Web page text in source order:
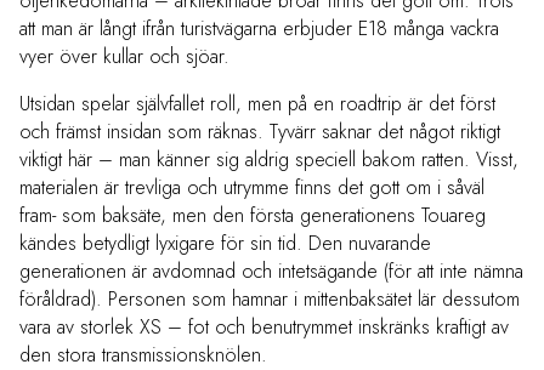
att man är långt ifrån turistvägarna erbjuder E18 många vackra
vyer över kullar och sjöar.
Utsidan spelar självfallet roll, men på en roadtrip är det först
och främst insidan som räknas. Tyvärr saknar det något riktigt
viktigt här – man känner sig aldrig speciell bakom ratten. Visst,
materialen är trevliga och utrymme finns det gott om i såväl
fram- som baksäte, men den första generationens Touareg
kändes betydligt lyxigare för sin tid. Den nuvarande
generationen är avdomnad och intetsägande (för att inte nämna
föråldrad). Personen som hamnar i mittenbaksätet lär dessutom
vara av storlek XS – fot och benutrymmet inskränks kraftigt av
den stora transmissionsknölen.